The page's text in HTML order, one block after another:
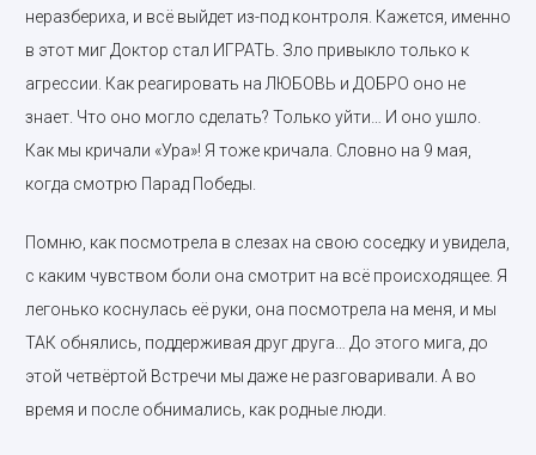
неразбериха, и всё выйдет из-под контроля. Кажется, именно
в этот миг Доктор стал ИГРАТЬ. Зло привыкло только к
агрессии. Как реагировать на ЛЮБОВЬ и ДОБРО оно не
знает. Что оно могло сделать? Только уйти… И оно ушло.
Как мы кричали «Ура»! Я тоже кричала. Словно на 9 мая,
когда смотрю Парад Победы.
Помню, как посмотрела в слезах на свою соседку и увидела,
с каким чувством боли она смотрит на всё происходящее. Я
легонько коснулась её руки, она посмотрела на меня, и мы
ТАК обнялись, поддерживая друг друга… До этого мига, до
этой четвёртой Встречи мы даже не разговаривали. А во
время и после обнимались, как родные люди.